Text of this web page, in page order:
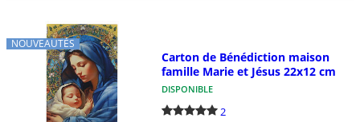
NOUVEAUTÉS
Carton de Bénédiction maison
famille Marie et Jésus 22x12 cm
DISPONIBLE
2